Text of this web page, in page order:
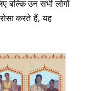
बल्कि उन सभी लोगों
करते हैं, यह